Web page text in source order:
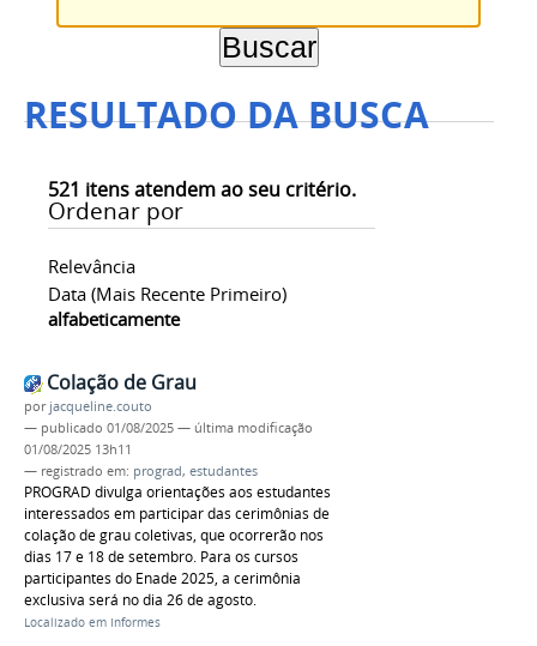
RESULTADO DA BUSCA
521 itens atendem ao seu critério.
Ordenar por
Relevância
Data (mais Recente Primeiro)
alfabeticamente
Colação de Grau
por jacqueline.couto
— publicado 01/08/2025 — última modificação
01/08/2025 13h11
— registrado em: prograd, estudantes
PROGRAD divulga orientações aos estudantes
interessados em participar das cerimônias de
colação de grau coletivas, que ocorrerão nos
dias 17 e 18 de setembro. Para os cursos
participantes do Enade 2025, a cerimônia
exclusiva será no dia 26 de agosto.
Localizado em Informes